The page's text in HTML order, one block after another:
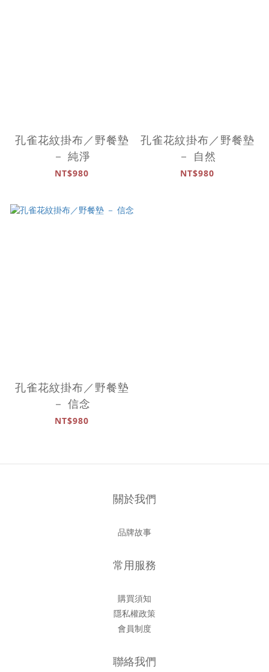
孔雀花紋掛布／野餐墊
－ 純淨
NT$980
孔雀花紋掛布／野餐墊
－ 自然
NT$980
孔雀花紋掛布／野餐墊
－ 信念
NT$980
關於我們
品牌故事
常用服務
購買須知
隱私權政策
會員制度
聯絡我們